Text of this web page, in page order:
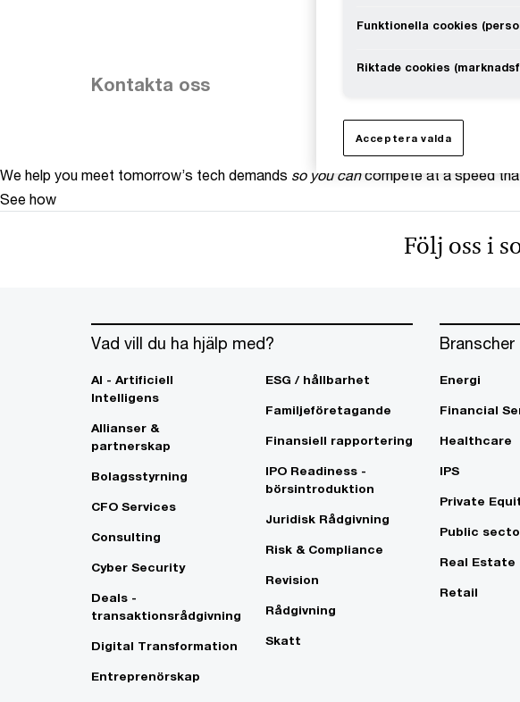
Kontakta oss
We help you meet tomorrow’s tech demands so you can compete at a speed
See how
Följ oss i
Vad vill du ha hjälp med?
AI - Artificiell
Intelligens
Allianser &
partnerskap
Bolagsstyrning
CFO Services
Consulting
Cyber Security
Deals -
transaktionsrådgivning
Digital Transformation
Entreprenörskap
ESG / hållbarhet
Familjeföretagande
Finansiell rapportering
IPO Readiness -
börsintroduktion
Juridisk Rådgivning
Risk & Compliance
Revision
Rådgivning
Skatt
Branscher
Energi
Financial
Healthcare
IPS
Private
Public
Real Estate
Retail
Funktionella cookies
Riktade cookies
Acceptera valda